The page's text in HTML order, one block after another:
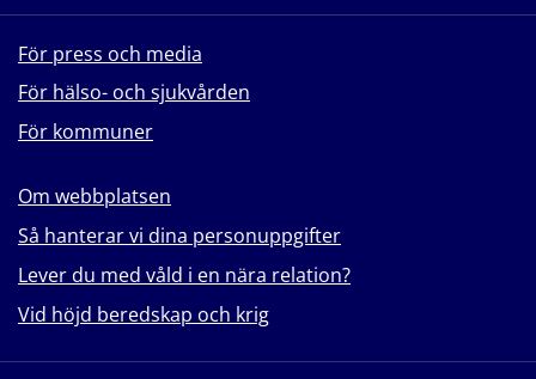
För press och media
För hälso- och sjukvården
För kommuner
Om webbplatsen
Så hanterar vi dina personuppgifter
Lever du med våld i en nära relation?
Vid höjd beredskap och krig